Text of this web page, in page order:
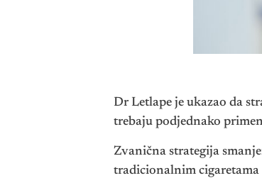
Dr Letlape je ukazao da
trebaju podjednako
Zvanična strategija
tradicionalnim cigaretama